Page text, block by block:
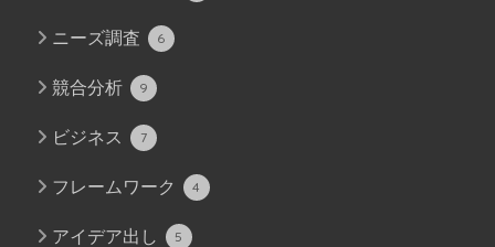
ニーズ調査 6
競合分析 9
ビジネス 7
フレームワーク 4
アイデア出し 5